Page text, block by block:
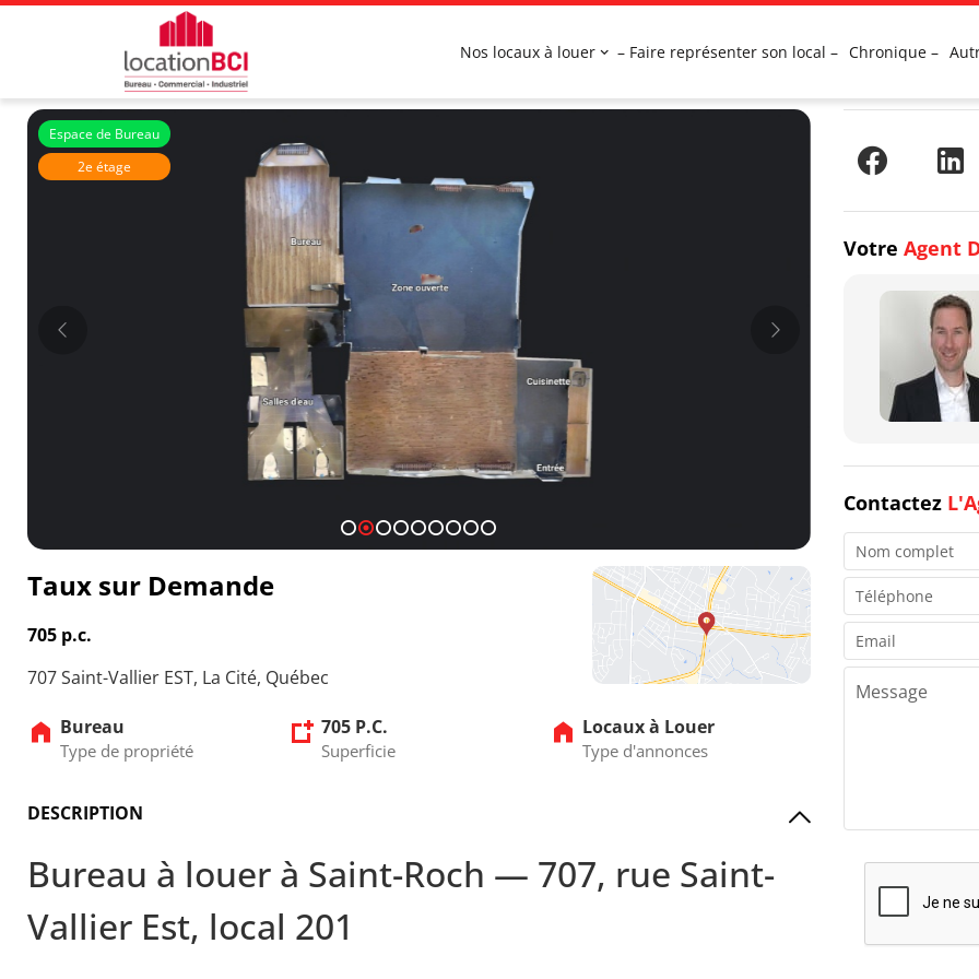
Nos locaux à louer – Faire représenter son local – Chronique –
1 2 3 4 5 6 7 8 9
Espace de Bureau
2e étage
Taux sur Demande
705 p.c.
707 Saint-Vallier EST, La Cité, Québec
Bureau
Type de propriété
705 P.C.
Superficie
Locaux à Louer
Type d'annonces
DESCRIPTION
Bureau à louer à Saint-Roch — 707, rue Saint-
Vallier Est, local 201
Votre Agent
Contactez